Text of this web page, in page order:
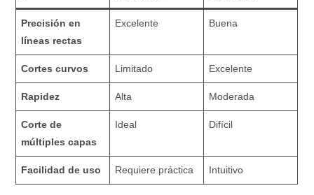
Precisión en
líneas rectas
Excelente Buena
Cortes curvos Limitado Excelente
Rapidez Alta Moderada
Corte de
múltiples capas
Ideal Difícil
Facilidad de uso Requiere práctica Intuitivo